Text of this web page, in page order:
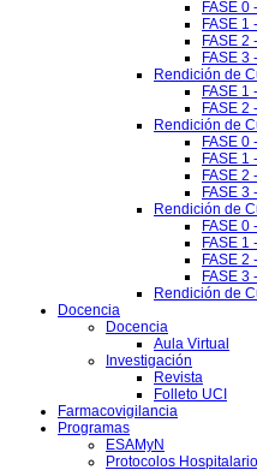
FASE 0
FASE
FASE
FASE
Rendición de
FASE
FASE
Rendición de
FASE 0
FASE
FASE
FASE
Rendición de
FASE 0
FASE
FASE
FASE
Rendición de
Docencia
Docencia
Aula Virtual
Investigación
Revista
Folleto UCI
Farmacovigilancia
Programas
ESAMyN
Protocolos